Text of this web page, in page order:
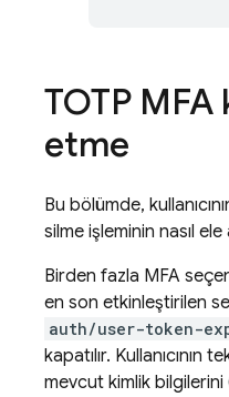
TOTP MFA
etme
Bu bölümde,
silme işleminin nasıl ele
Birden fazla MFA
en son etkinleştirilen
auth/user-token-
kapatılır. Kullanıcının
mevcut kimlik